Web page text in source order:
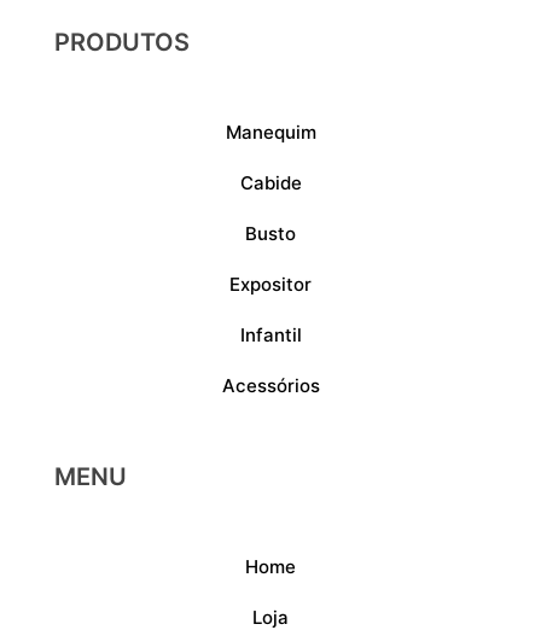
PRODUTOS
Manequim
Cabide
Busto
Expositor
Infantil
Acessórios
MENU
Home
Loja